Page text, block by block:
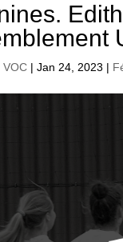
VOC |Jan 24, 2023 |